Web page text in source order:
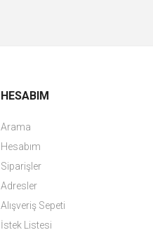
HESABIM
Arama
Hesabım
Siparişler
Adresler
Alışveriş Sepeti
İstek Listesi